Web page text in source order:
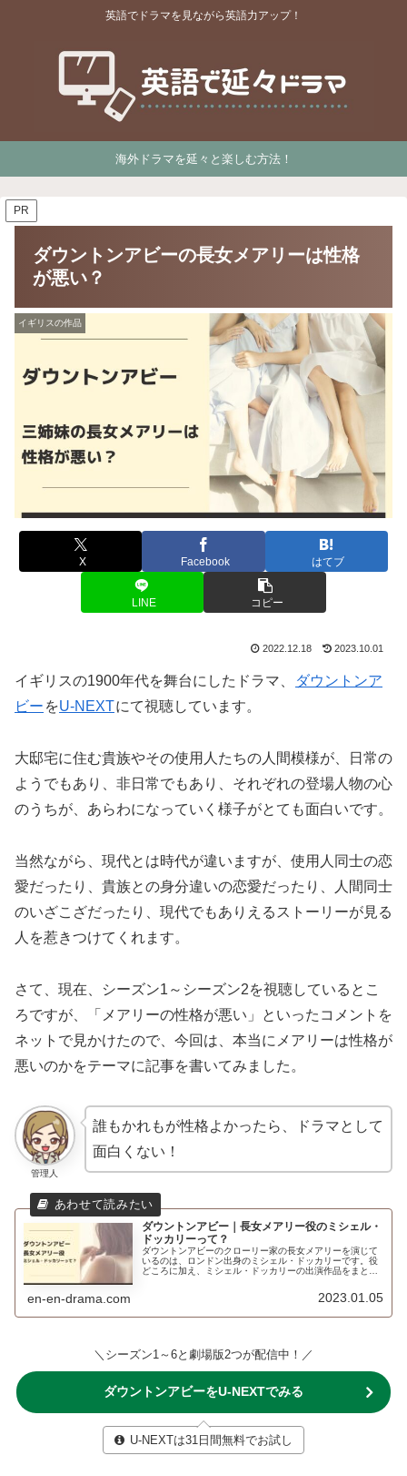
英語でドラマを見ながら英語力アップ！
海外ドラマを延々と楽しむ方法！
PR
ダウントンアビーの長女メアリーは性格
が悪い？
イギリスの作品
X Facebook はてブ
LINE コピー
2022.12.18 2023.10.01
イギリスの1900年代を舞台にしたドラマ、
ダウントンア
ビー をU-NEXTにて視聴しています。
大邸宅に住む貴族やその使用人たちの人間模様が、日常の
ようでもあり、非日常でもあり、それぞれの登場人物の心
のうちが、あらわになっていく様子がとても面白いです。
当然ながら、現代とは時代が違いますが、使用人同士の恋
愛だったり、貴族との身分違いの恋愛だったり、人間同士
のいざこざだったり、現代でもありえるストーリーが見る
人を惹きつけてくれます。
さて、現在、シーズン1～シーズン2を視聴しているとこ
ろですが、「メアリーの性格が悪い」といったコメントを
ネットで見かけたので、今回は、本当にメアリーは性格が
悪いのかをテーマに記事を書いてみました。
管理人
誰もかれもが性格よかったら、ドラマとして
面白くない！
ダウントンアビー｜長女メアリー役のミシェル・
ドッカリーって？
ダウントンアビーのクローリー家の長女メアリーを演じて
いるのは、ロンドン出身のミシェル・ドッカリーです。役
どころに加え、ミシェル・ドッカリーの出演作品をまとめ
en-en-drama.com 2023.01.05
＼シーズン1～6と劇場版2つが配信中！／
ダウントンアビーをU-NEXTでみる
U-NEXTは31日間無料でお試し